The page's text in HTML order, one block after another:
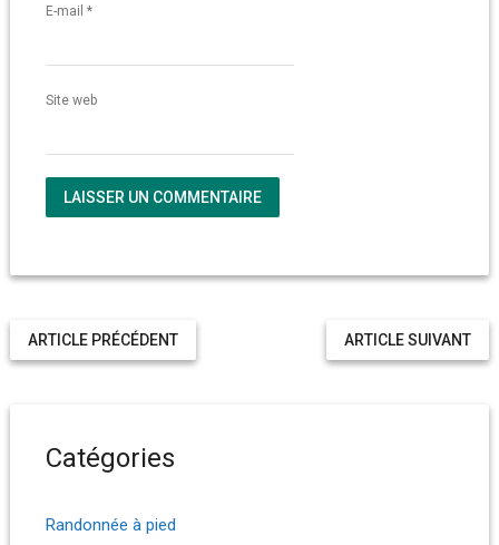
E-mail *
Site web
ARTICLE SUIVANT
ARTICLE PRÉCÉDENT
Catégories
Randonnée à pied